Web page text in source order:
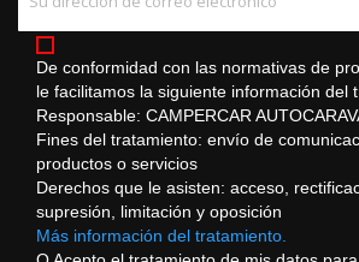
De conformidad con las normativas de
le facilitamos la siguiente información del
Responsable: CAMPERCAR
Fines del tratamiento: envío de
productos o servicios
Derechos que le asisten: acceso,
supresión, limitación y oposición
Más información del tratamiento.